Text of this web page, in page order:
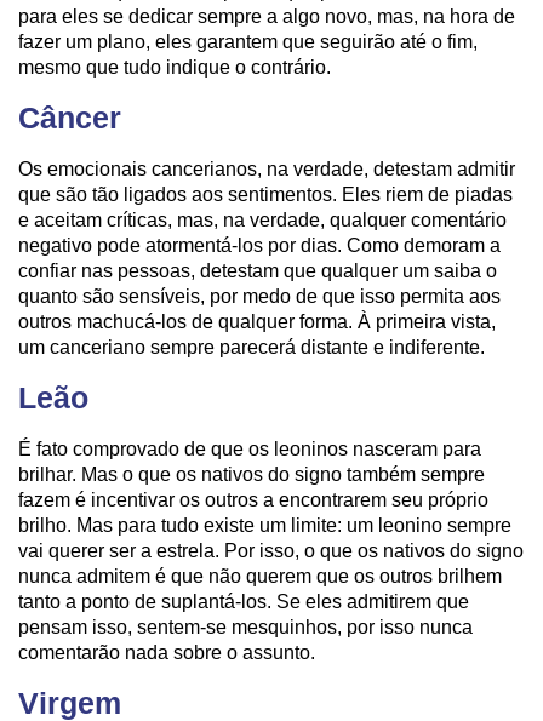
para eles se dedicar sempre a algo novo, mas, na hora de
fazer um plano, eles garantem que seguirão até o fim,
mesmo que tudo indique o contrário.
Câncer
Os emocionais cancerianos, na verdade, detestam admitir
que são tão ligados aos sentimentos. Eles riem de piadas
e aceitam críticas, mas, na verdade, qualquer comentário
negativo pode atormentá-los por dias. Como demoram a
confiar nas pessoas, detestam que qualquer um saiba o
quanto são sensíveis, por medo de que isso permita aos
outros machucá-los de qualquer forma. À primeira vista,
um canceriano sempre parecerá distante e indiferente.
Leão
É fato comprovado de que os leoninos nasceram para
brilhar. Mas o que os nativos do signo também sempre
fazem é incentivar os outros a encontrarem seu próprio
brilho. Mas para tudo existe um limite: um leonino sempre
vai querer ser a estrela. Por isso, o que os nativos do signo
nunca admitem é que não querem que os outros brilhem
tanto a ponto de suplantá-los. Se eles admitirem que
pensam isso, sentem-se mesquinhos, por isso nunca
comentarão nada sobre o assunto.
Virgem